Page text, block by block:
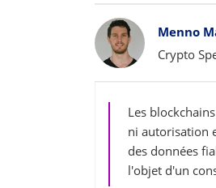
BylinesMenno
Crypto
Les
ni autorisation
des données
l'objet d'un